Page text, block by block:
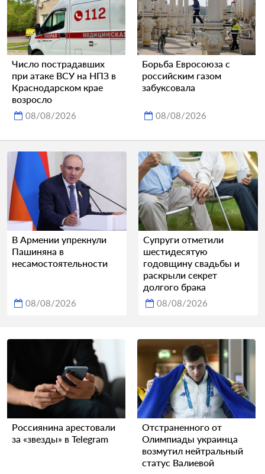
Число пострадавших
при атаке ВСУ на НПЗ в
Краснодарском крае
возросло
08/08/2026
Борьба Евросоюза с
российским газом
забуксовала
08/08/2026
В Армении упрекнули
Пашиняна в
несамостоятельности
08/08/2026
Супруги отметили
шестидесятую
годовщину свадьбы и
раскрыли секрет
долгого брака
08/08/2026
Россиянина арестовали
за «звезды» в Telegram
Отстраненного от
Олимпиады украинца
возмутил нейтральный
статус Валиевой